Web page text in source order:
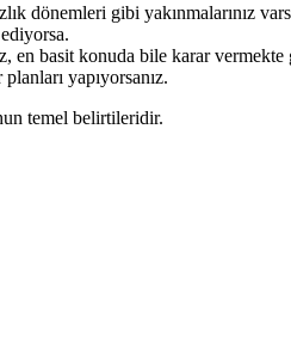
dönemleri gibi yakınmalarınız
basit konuda bile karar vermekte
yapıyorsanız.
temel belirtileridir.